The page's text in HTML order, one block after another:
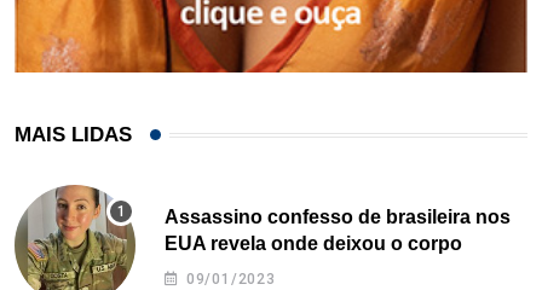
MAIS LIDAS
Assassino confesso de brasileira nos
EUA revela onde deixou o corpo
09/01/2023